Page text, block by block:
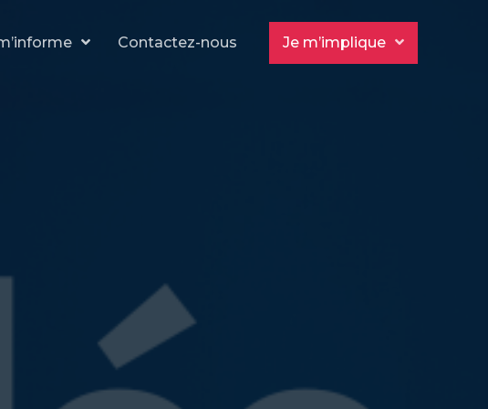
Contactez-nous Je m’implique